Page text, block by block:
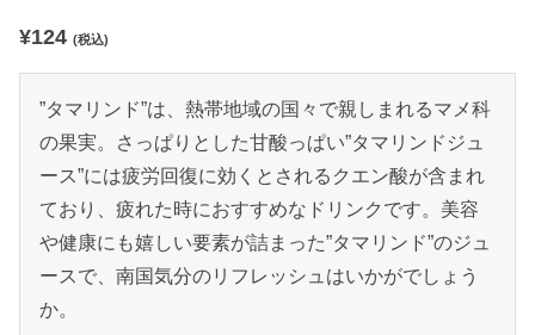
者評価に
段階評価
4.00点
¥124 (税込)
”タマリンド”は、熱帯地域の国々で親しまれるマメ科
の果実。さっぱりとした甘酸っぱい”タマリンドジュ
ース”には疲労回復に効くとされるクエン酸が含まれ
ており、疲れた時におすすめなドリンクです。美容
や健康にも嬉しい要素が詰まった”タマリンド”のジュ
ースで、南国気分のリフレッシュはいかがでしょう
か。